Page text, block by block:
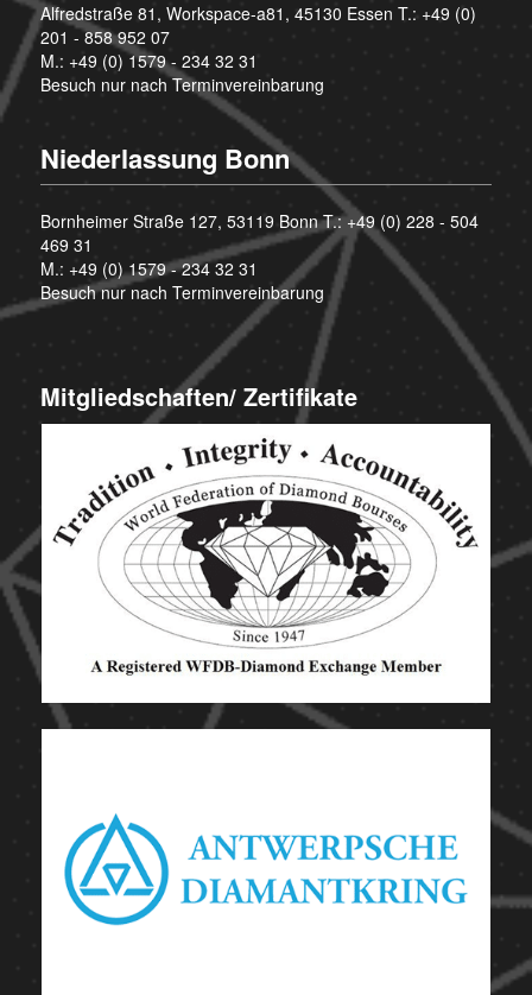
Alfredstraße 81, Workspace-a81, 45130 Essen T.: +49 (0)
201 - 858 952 07
M.: +49 (0) 1579 - 234 32 31
Besuch nur nach Terminvereinbarung
Niederlassung Bonn
Bornheimer Straße 127, 53119 Bonn T.:+49 (0) 228 - 504
469 31
M.: +49 (0) 1579 - 234 32 31
Besuch nur nach Terminvereinbarung
Mitgliedschaften/ Zertifikate